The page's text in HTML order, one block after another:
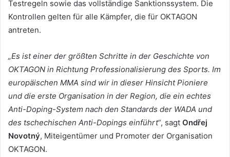
Testregeln sowie das vollständige Sanktionssystem. Die
Kontrollen gelten für alle Kämpfer, die für OKTAGON
antreten.
„Es ist einer der größten Schritte in der Geschichte von
OKTAGON in Richtung Professionalisierung des Sports. Im
europäischen MMA sind wir in dieser Hinsicht Pioniere
und die erste Organisation in der Region, die ein echtes
Anti-Doping-System nach den Standards der WADA und
des tschechischen Anti-Dopings einführt“, sagt Ondřej
Novotný, Miteigentümer und Promoter der Organisation
OKTAGON.